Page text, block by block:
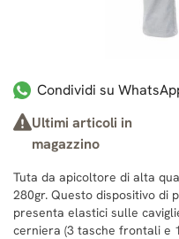
Condividi su
Ultimi articoli in
magazzino
Tuta da apicoltore di alta
280gr. Questo dispositivo di
presenta elastici sulle
cerniera (3 tasche frontali e